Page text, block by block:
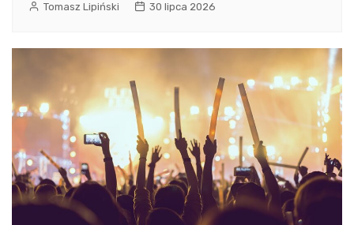
Tomasz Lipiński 30 lipca 2026